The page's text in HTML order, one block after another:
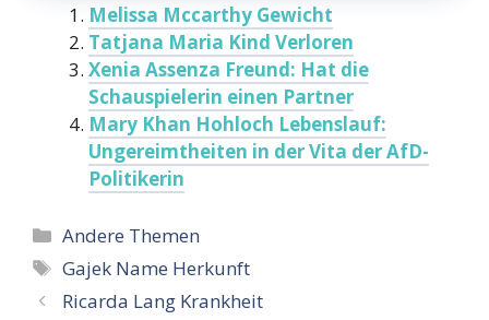
Melissa Mccarthy Gewicht
Tatjana Maria Kind Verloren
Xenia Assenza Freund: Hat die
Schauspielerin einen Partner
Mary Khan Hohloch Lebenslauf:
Ungereimtheiten in der Vita der AfD-
Politikerin
Categories
Andere Themen
Tags
Gajek Name Herkunft
Ricarda Lang Krankheit